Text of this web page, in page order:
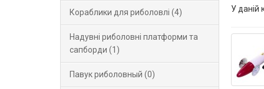
Кораблики для риболовлі (4)
Надувні риболовні платформи та
сапборди (1)
Павук риболовный (0)
У даній